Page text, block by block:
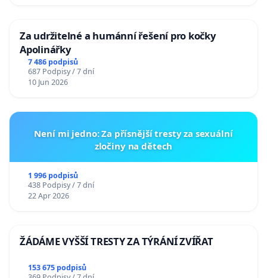
Za udržitelné a humánní řešení pro kočky
Apolinářky
7 486 podpisů
687 Podpisy / 7 dní
10 Jun 2026
Není mi jedno: Za přísnější tresty za sexuální
zločiny na dětech
1 996 podpisů
438 Podpisy / 7 dní
22 Apr 2026
ŽÁDÁME VYŠŠÍ TRESTY ZA TÝRÁNÍ ZVÍŘAT
153 675 podpisů